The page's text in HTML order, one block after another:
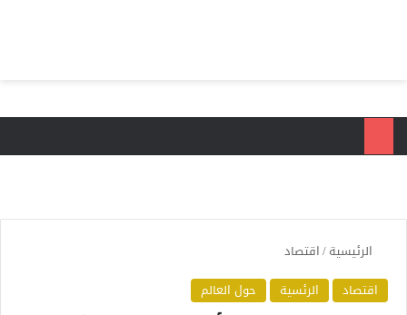
الرئيسية/اقتصاد
اقتصاد
الرئسية حول العالم